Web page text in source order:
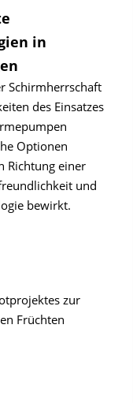
in
Schirmherrschaft
des Einsatzes
Optionen
Richtung einer
und
bewirkt.
zur
Früchten